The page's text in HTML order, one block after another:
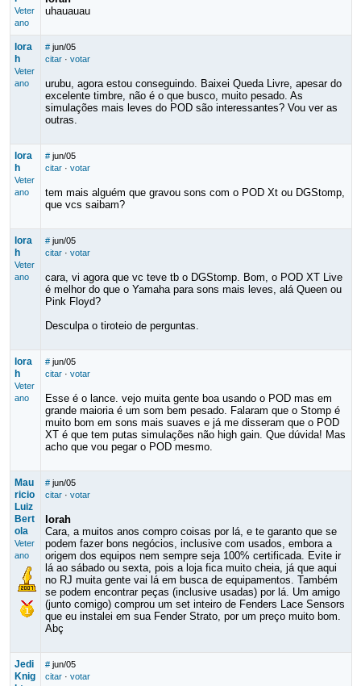
Veter
ano
uhauauau
lora
h
Veter
ano
# jun/05
citar· votar
urubu, agora estou conseguindo. Baixei Queda Livre, apesar do
excelente timbre, não é o que busco, muito pesado. As
simulações mais leves do POD são interessantes? Vou ver as
outras.
lora
h
Veter
ano
# jun/05
citar· votar
tem mais alguém que gravou sons com o POD Xt ou DGStomp,
que vcs saibam?
lora
h
Veter
ano
# jun/05
citar· votar
cara, vi agora que vc teve tb o DGStomp. Bom, o POD XT Live
é melhor do que o Yamaha para sons mais leves, alá Queen ou
Pink Floyd?
Desculpa o tiroteio de perguntas.
lora
h
Veter
ano
# jun/05
citar· votar
Esse é o lance. vejo muita gente boa usando o POD mas em
grande maioria é um som bem pesado. Falaram que o Stomp é
muito bom em sons mais suaves e já me disseram que o POD
XT é que tem putas simulações não high gain. Que dúvida! Mas
acho que vou pegar o POD mesmo.
Mau
ricio
Luiz
Bert
ola
Veter
ano
# jun/05
citar· votar
lorah
Cara, a muitos anos compro coisas por lá, e te garanto que se
podem fazer bons negócios, inclusive com usados, embora a
origem dos equipos nem sempre seja 100% certificada. Evite ir
lá ao sábado ou sexta, pois a loja fica muito cheia, já que aqui
no RJ muita gente vai lá em busca de equipamentos. Também
se podem encontrar peças (inclusive usadas) por lá. Um amigo
(junto comigo) comprou um set inteiro de Fenders Lace Sensors
que eu instalei em sua Fender Strato, por um preço muito bom.
Abç
Jedi
Knig
# jun/05
citar· votar